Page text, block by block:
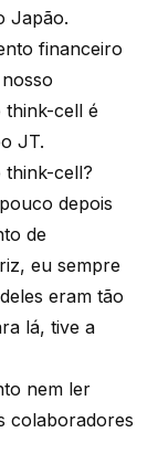
Japão.
financeiro
think-cell é
JT.
think-cell?
depois
de
eu sempre
eram tão
lá, tive a
nem ler
colaboradores